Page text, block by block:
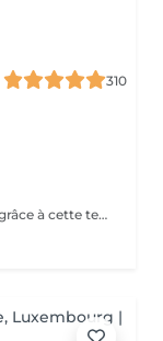
310
Manucure sans vernis . Sublimez vos ongles grâce à cette technique naturelle qui comprend une mise en forme, une élimination tout en douceur de la cuticule. Les ongles retrouvent leur éclat naturel . Manucure avec vernis. Sublimez vos ongles grâce à cette technique naturelle qui comprend une mise en forme, une élimination tout en douceur de la cuticule. Finition complète et impeccable grâce a la pose de vernis.